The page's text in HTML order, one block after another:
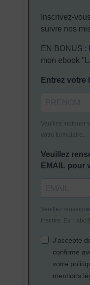
Inscrivez-
suivre nos
EN BONUS :
mon ebook
Entrez votre
Veuillez indiquer
votre formulaire..
Veuillez
EMAIL pour
Veuillez
inscrire. Ex. :
J'accepte
confirme
votre
mentions